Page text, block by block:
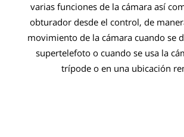
varias funciones de la cámara así
obturador desde el control, de
movimiento de la cámara cuando se
supertelefoto o cuando se usa la
trípode o en una ubicación